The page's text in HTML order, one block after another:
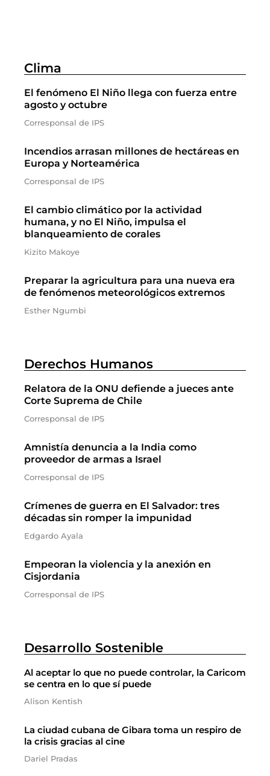
Clima
El fenómeno El Niño llega con fuerza entre
agosto y octubre
Corresponsal de IPS
Incendios arrasan millones de hectáreas en
Europa y Norteamérica
Corresponsal de IPS
El cambio climático por la actividad
humana, y no El Niño, impulsa el
blanqueamiento de corales
Kizito Makoye
Preparar la agricultura para una nueva era
de fenómenos meteorológicos extremos
Esther Ngumbi
Derechos Humanos
Relatora de la ONU defiende a jueces ante
Corte Suprema de Chile
Corresponsal de IPS
Amnistía denuncia a la India como
proveedor de armas a Israel
Corresponsal de IPS
Crímenes de guerra en El Salvador: tres
décadas sin romper la impunidad
Edgardo Ayala
Empeoran la violencia y la anexión en
Cisjordania
Corresponsal de IPS
Desarrollo Sostenible
Al aceptar lo que no puede controlar, la Caricom
se centra en lo que sí puede
Alison Kentish
La ciudad cubana de Gibara toma un respiro de
la crisis gracias al cine
Dariel Pradas